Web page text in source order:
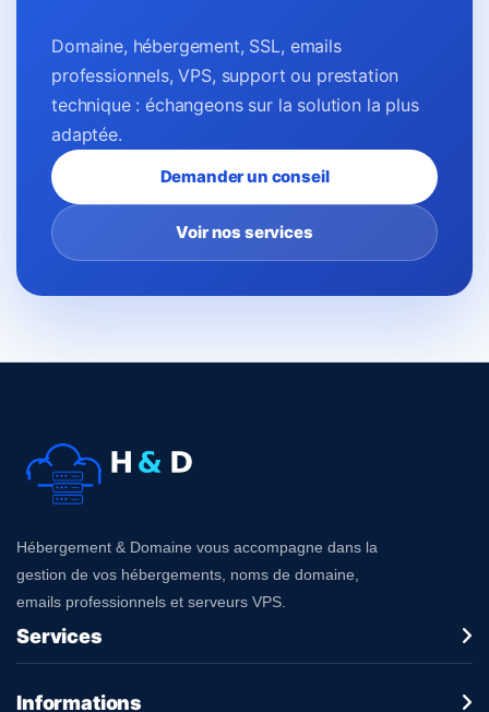
Domaine, hébergement, SSL, emails
professionnels, VPS, support ou prestation
technique : échangeons sur la solution la plus
adaptée.
Demander un conseil
Voir nos services
Services
Informations
Hébergement & Domaine vous accompagne dans la
gestion de vos hébergements, noms de domaine,
emails professionnels et serveurs VPS.